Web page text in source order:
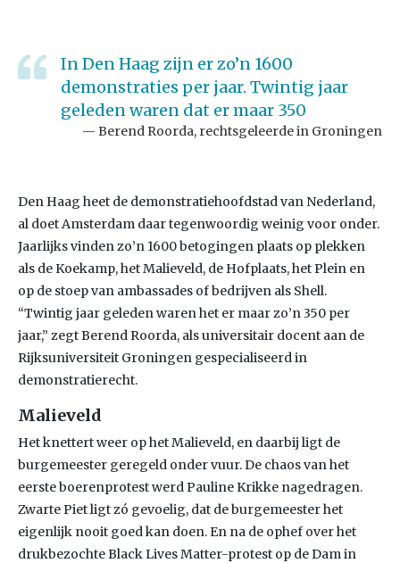
In Den Haag zijn er zo’n 1600
demonstraties per jaar. Twintig jaar
geleden waren dat er maar 350
Berend Roorda, rechtsgeleerde in Groningen
Den Haag heet de demonstratiehoofdstad van Nederland,
al doet Amsterdam daar tegenwoordig weinig voor onder.
Jaarlijks vinden zo’n 1600 betogingen plaats op plekken
als de Koekamp, het Malieveld, de Hofplaats, het Plein en
op de stoep van ambassades of bedrijven als Shell.
“Twintig jaar geleden waren het er maar zo’n 350 per
jaar,” zegt Berend Roorda, als universitair docent aan de
Rijksuniversiteit Groningen gespecialiseerd in
demonstratierecht.
Malieveld
Het knettert weer op het Malieveld, en daarbij ligt de
burgemeester geregeld onder vuur. De chaos van het
eerste boerenprotest werd Pauline Krikke nagedragen.
Zwarte Piet ligt zó gevoelig, dat de burgemeester het
eigenlijk nooit goed kan doen. En na de ophef over het
drukbezochte Black Lives Matter-protest op de Dam in